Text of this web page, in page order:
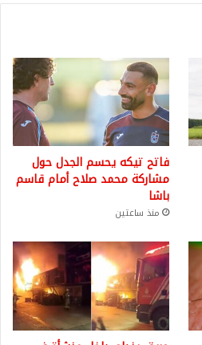
فاتح تيكه يحسم الجدل حول
مشاركة محمد صلاح أمام قاسم
باشا
منذ ساعتين